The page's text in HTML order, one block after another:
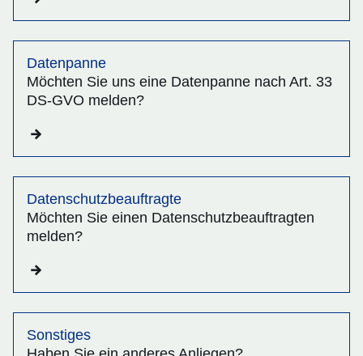
Datenpanne
Möchten Sie uns eine Datenpanne nach Art. 33
DS-GVO melden?
Datenschutzbeauftragte
Möchten Sie einen Datenschutzbeauftragten
melden?
Sonstiges